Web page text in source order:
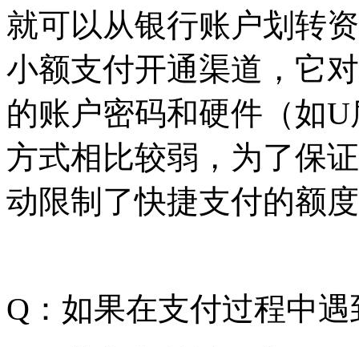
就可以从银行账户划转
小额支付开通渠道，它
的账户密码和硬件（如U
方式相比较弱，为了保
动限制了快捷支付的额
Q ：如果在支付过程中